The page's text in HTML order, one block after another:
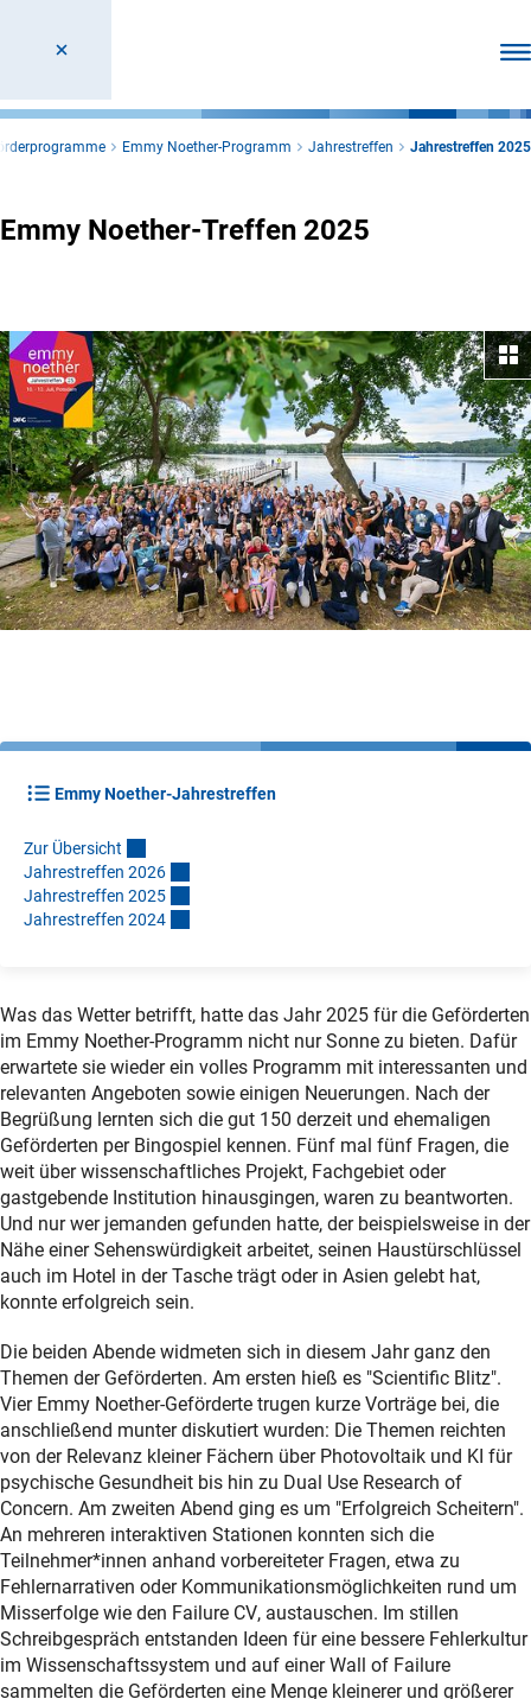
Emmy Noether-Programm Jahrestreffen Jahrestreffen 2025
Emmy Noether-Treffen 2025
Emmy Noether-Jahrestreffen
Zur Übersicht
Jahrestreffen 2026
Jahrestreffen 2025
Jahrestreffen 2024
Was das Wetter betrifft, hatte das Jahr 2025 für die Geförderten
im Emmy Noether-Programm nicht nur Sonne zu bieten. Dafür
erwartete sie wieder ein volles Programm mit interessanten und
relevanten Angeboten sowie einigen Neuerungen. Nach der
Begrüßung lernten sich die gut 150 derzeit und ehemaligen
Geförderten per Bingospiel kennen. Fünf mal fünf Fragen, die
weit über wissenschaftliches Projekt, Fachgebiet oder
gastgebende Institution hinausgingen, waren zu beantworten.
Und nur wer jemanden gefunden hatte, der beispielsweise in der
Nähe einer Sehenswürdigkeit arbeitet, seinen Haustürschlüssel
auch im Hotel in der Tasche trägt oder in Asien gelebt hat,
konnte erfolgreich sein.
Die beiden Abende widmeten sich in diesem Jahr ganz den
Themen der Geförderten. Am ersten hieß es "Scientific Blitz".
Vier Emmy Noether-Geförderte trugen kurze Vorträge bei, die
anschließend munter diskutiert wurden: Die Themen reichten
von der Relevanz kleiner Fächern über Photovoltaik und KI für
psychische Gesundheit bis hin zu Dual Use Research of
Concern. Am zweiten Abend ging es um "Erfolgreich Scheitern".
An mehreren interaktiven Stationen konnten sich die
Teilnehmer*innen anhand vorbereiteter Fragen, etwa zu
Fehlernarrativen oder Kommunikationsmöglichkeiten rund um
Misserfolge wie den Failure CV, austauschen. Im stillen
Schreibgespräch entstanden Ideen für eine bessere Fehlerkultur
im Wissenschaftssystem und auf einerWall of Failure
sammelten die Geförderten eine Menge kleinerer und größerer